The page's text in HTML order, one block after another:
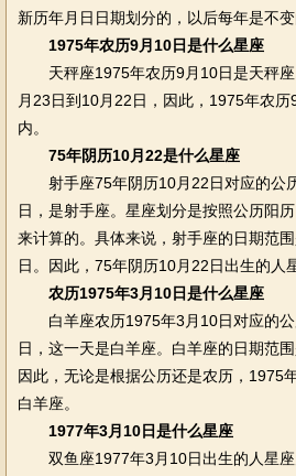
新历年月日日期划分的，以后每年是不变
1975年农历9月10日是什么星座
天秤座1975年农历9月10日是天秤座
月23日到10月22日，因此，1975年农
内。
75年阴历10月22是什么星座
射手座75年阴历10月22日对应的公
日，是射手座。星座划分是按照公历阳
来计算的。具体来说，射手座的日期范
日。因此，75年阴历10月22日出生的人
农历1975年3月10日是什么星座
白羊座农历1975年3月10日对应的公
日，这一天是白羊座。白羊座的日期范
因此，无论是根据公历还是农历，1975
白羊座。
1977年3月10日是什么星座
双鱼座1977年3月10日出生的人星座